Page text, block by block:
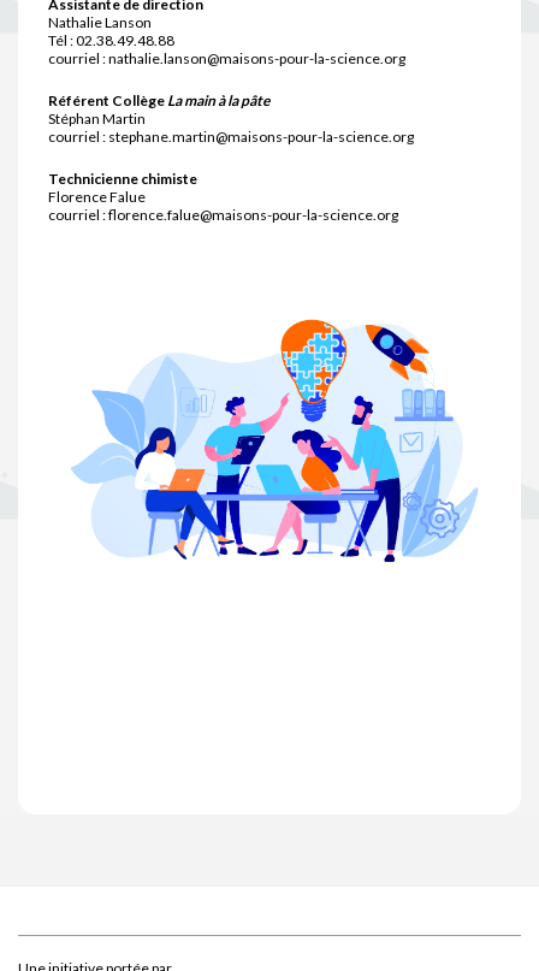
Assistante de direction
Nathalie Lanson
Tél : 02.38.49.48.88
courriel : nathalie.lanson@maisons-pour-la-science.org
Référent Collège La main à la pâte
Stéphan Martin
courriel : stephane.martin@maisons-pour-la-science.org
Technicienne chimiste
Florence Falue
courriel : florence.falue@maisons-pour-la-science.org